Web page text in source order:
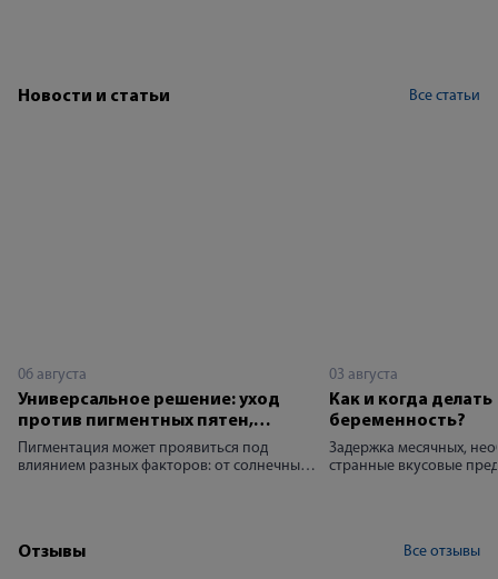
Новости и статьи Все статьи
06 августа
Универсальное решение: уход
против пигментных пятен,
постакне и возрастных
изменений
Пигментация может проявиться под
влиянием разных факторов: от солнечных
выработки пигмента меланина. Как
03 августа
Как и когда делать
беременность?
Задержка месячных,
странные вкусовые
новость может стать
Отзывы Все отзывы